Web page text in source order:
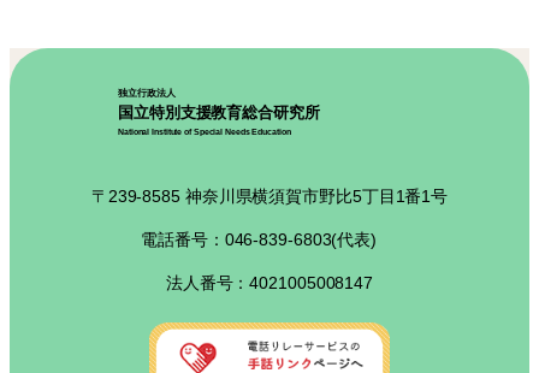
独立行政法人
国立特別支援教育総合研究所
National Institute of Special Needs Education
〒239-8585 神奈川県横須賀市野比5丁目1番1号
電話番号：046-839-6803(代表)
法人番号：4021005008147